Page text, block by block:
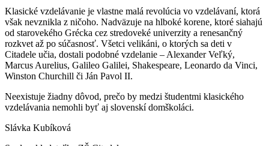
Klasické vzdelávanie je vlastne malá revolúcia vo vzdelávaní, ktorá
však nevznikla z ničoho. Nadväzuje na hlboké korene, ktoré siahajú
od starovekého Grécka cez stredoveké univerzity a renesančný
rozkvet až po súčasnosť. Všetci velikáni, o ktorých sa deti v
Citadele učia, dostali podobné vzdelanie – Alexander Veľký,
Marcus Aurelius, Galileo Galilei, Shakespeare, Leonardo da Vinci,
Winston Churchill či Ján Pavol II.
Neexistuje žiadny dôvod, prečo by medzi študentmi klasického
vzdelávania nemohli byť aj slovenskí domškoláci.
Slávka Kubíková